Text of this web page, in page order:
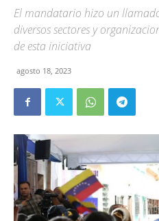
El mandatario hizo un
diversos sectores y
de esta iniciativa
agosto 18, 2023